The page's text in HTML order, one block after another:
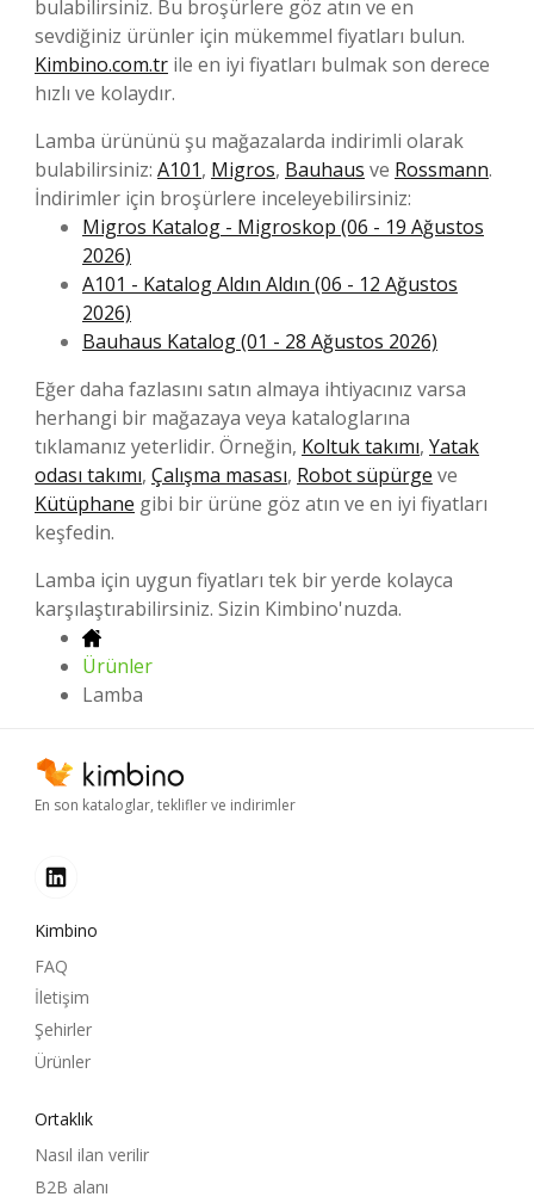
bulabilirsiniz. Bu broşürlere göz atın ve en
sevdiğiniz ürünler için mükemmel fiyatları bulun.
Kimbino.com.tr ile en iyi fiyatları bulmak son derece
hızlı ve kolaydır.
Lamba ürününü şu mağazalarda indirimli olarak
bulabilirsiniz: A101, Migros, Bauhaus ve Rossmann.
İndirimler için broşürlere inceleyebilirsiniz:
Migros Katalog - Migroskop (06 - 19 Ağustos
2026)
A101 - Katalog Aldın Aldın (06 - 12 Ağustos
2026)
Bauhaus Katalog (01 - 28 Ağustos 2026)
Eğer daha fazlasını satın almaya ihtiyacınız varsa
herhangi bir mağazaya veya kataloglarına
tıklamanız yeterlidir. Örneğin, Koltuk takımı, Yatak
odası takımı, Çalışma masası, Robot süpürge ve
Kütüphane gibi bir ürüne göz atın ve en iyi fiyatları
keşfedin.
Lamba için uygun fiyatları tek bir yerde kolayca
karşılaştırabilirsiniz. Sizin Kimbino'nuzda.
Ürünler
Lamba
En son kataloglar, teklifler ve indirimler
Kimbino
FAQ
İletişim
Şehirler
Ürünler
Ortaklık
Nasıl ilan verilir
B2B alanı